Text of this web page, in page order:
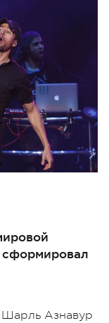
Шарль Азнавур